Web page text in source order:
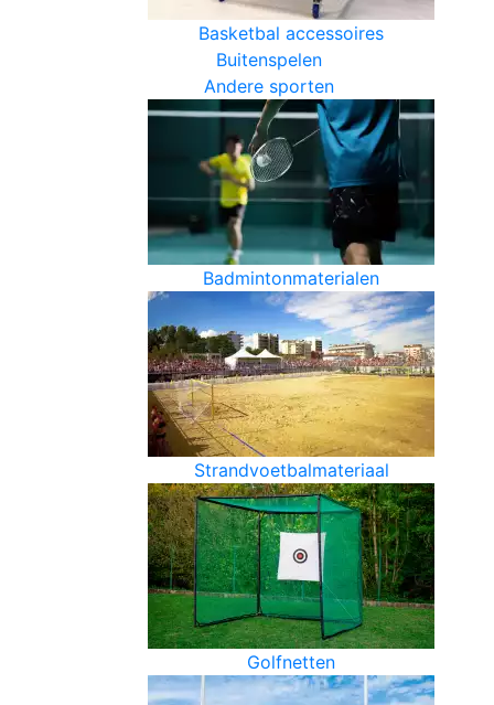
Basketbal accessoires
Buitenspelen
Andere sporten
Badmintonmaterialen
Strandvoetbalmateriaal
Golfnetten